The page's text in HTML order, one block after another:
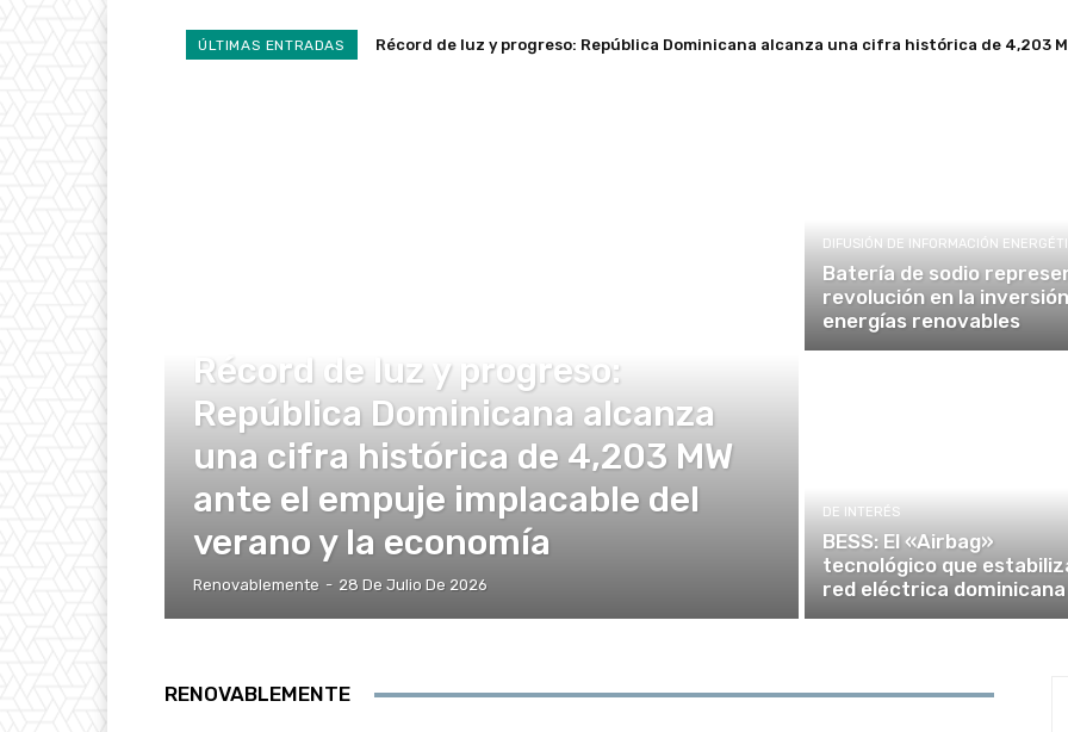
ÚLTIMAS ENTRADAS
Récord de luz y progreso: República Dominicana alcanza una cifra histórica de 4,203
Récord de luz y progreso:
República Dominicana alcanza
una cifra histórica de 4,203 MW
ante el empuje implacable del
verano y la economía
Renovablemente - 28 De Julio De 2026
DIFUSIÓN DE INFORMACIÓN
Batería de sodio
revolución en la
energías renovables
DE INTERÉS
BESS: El «Airbag»
tecnológico que
red eléctrica dominicana
RENOVABLEMENTE